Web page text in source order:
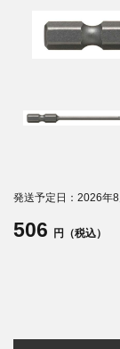
発送予定日：2026年
506 円（税込）